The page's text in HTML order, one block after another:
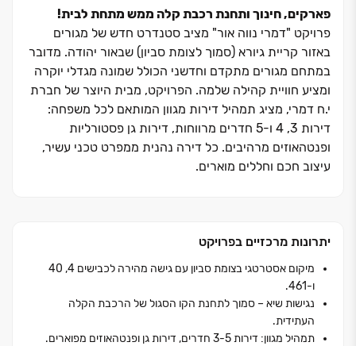
פארקים, חינוך ותחנת רכבת קלה ממש מתחת לבית!
פרויקט "דמרי נווה אור" מציב סטנדרט חדש של מגורים
באזור קריית גיורא (סמוך לצומת סביון) שבאור יהודה. מדובר
במתחם מגורים מתקדם וחדשני הכולל שמונה מגדלי יוקרה
ומציע חוויית קהילה שלמה. הפרויקט, מבית היוצר של חברת
י.ח דמרי, מציג תמהיל דירות מגוון המותאם לכל משפחה:
דירות ‏3, ‏4 ו‏-‏5 חדרים מרווחות, דירות גן פסטורליות
ופנטהאוזים מרהיבים. כל דירה נהנית ממפרט טכני עשיר,
עיצוב חכם וחללים מוארים.
המשמעותי ביותר הוא הקרבה המיידית לתחנת "הקו הסגול"
של הרכבת הקלה, מה שמבטיח הגעה מהירה לתל אביב
וצפוי להוות מנוע עוצמתי לעליית ערך הנכסים בפרויקט.
השכונה כולה תוכננה כמרחב עירוני אינטגרטיבי, כך
יתרונות מרכזיים בפרויקט
מיקום אסטרטגי בצומת סביון עם גישה מהירה לכבישים 4, 40
ו-461.
נגישות שיא – סמוך לתחנת הקו הסגול של הרכבת הקלה
העתידית.
תמהיל מגוון: דירות 3-5 חדרים, דירות גן ופנטהאוזים מפוארים.